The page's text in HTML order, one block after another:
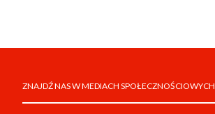
ZNAJDŹ NAS W MEDIACH SPOŁECZNOŚCIOWYCH